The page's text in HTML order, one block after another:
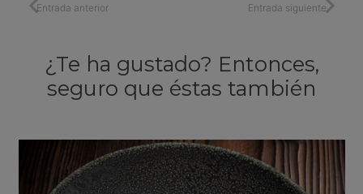
Entrada anterior Entrada siguiente
¿Te ha gustado? Entonces,
seguro que éstas también